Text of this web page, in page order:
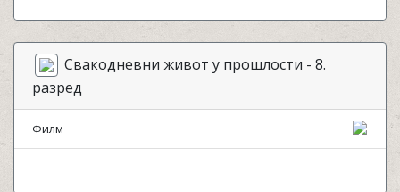
Свакодневни живот у прошлости - 8.
разред
Филм